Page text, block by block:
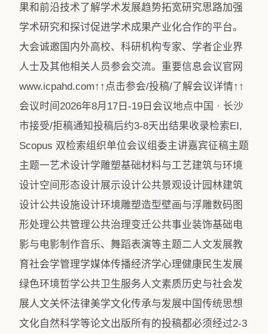
果和前沿技术了解学术发展趋势拓宽研究思路加强
学术研究和探讨促进学术成果产业化合作的平台。
大会诚邀国内外高校、科研机构专家、学者企业界
人士及其他相关人员参会交流。重要信息会议官网
www.icpahd.com↑↑点击参会/投稿/了解会议详情↑↑
会议时间2026年8月17日-19日会议地点中国 · 长沙
市接受/拒稿通知投稿后约3-8天出结果收录检索EI,
Scopus 双检索组织单位会议组委主讲嘉宾征稿主题
主题一艺术设计学雕塑基础材料与工艺建筑与环境
设计空间形态设计展示设计公共景观设计园林建筑
设计公共设施设计环境雕塑造型壁画与浮雕数码图
形处理公共管理公共治理变迁公共事业装饰基础电
影与电影制作音乐、舞蹈表演等主题二人文发展教
育社会学管理学媒体传播经济学心理健康民生发展
绿色环境哲学公共卫生服务人文素质历史与社会发
展人文关怀法律美学文化传承与发展中国传统思想
文化自然科学等论文出版所有的投稿都必须经过2-3